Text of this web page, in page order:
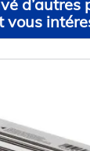
d’autres
vous